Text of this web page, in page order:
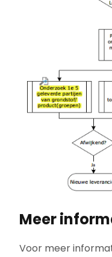
Meer
Voor meer